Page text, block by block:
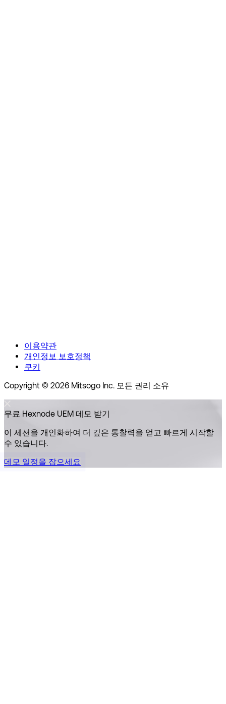
이용약관
개인정보 보호정책
쿠키
Copyright © 2026 Mitsogo Inc. 모든 권리 소유
무료 Hexnode UEM 데모 받기
이 세션을 개인화하여 더 깊은 통찰력을 얻고 빠르게 시작할
수 있습니다.
데모 일정을 잡으세요